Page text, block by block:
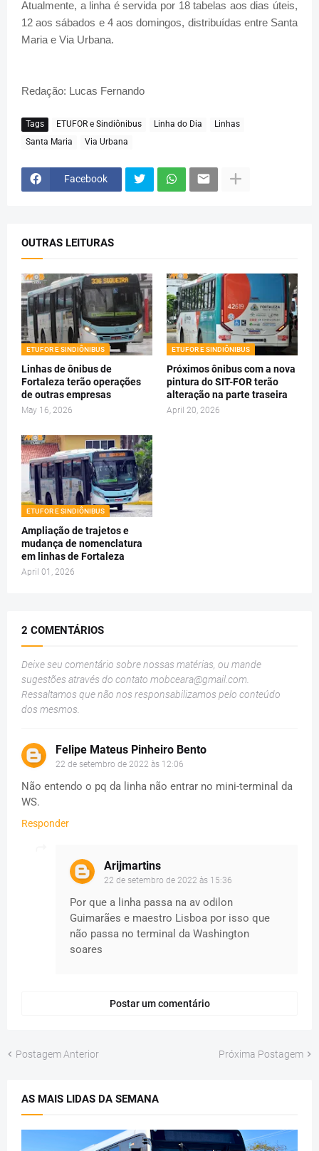
Atualmente, a linha é servida por 18 tabelas aos dias úteis,
12 aos sábados e 4 aos domingos, distribuídas entre Santa
Maria e Via Urbana.
Redação: Lucas Fernando
Tags ETUFOR e Sindiônibus Linha do Dia
Linhas
Santa Maria
Via Urbana
Facebook
OUTRAS LEITURAS
ETUFOR E SINDIÔNIBUS
Linhas de ônibus de
Fortaleza terão operações
de outras empresas
May 16, 2026
ETUFOR E SINDIÔNIBUS
Próximos ônibus com a nova
pintura do SIT-FOR terão
alteração na parte traseira
April 20, 2026
ETUFOR E SINDIÔNIBUS
Ampliação de trajetos e
mudança de nomenclatura
em linhas de Fortaleza
April 01, 2026
2 COMENTÁRIOS
Deixe seu comentário sobre nossas matérias, ou mande
sugestões através do contato mobceara@gmail.com
Ressaltamos que não nos responsabilizamos pelo conteúdo
dos mesmos.
Felipe Mateus Pinheiro Bento
22 de setembro de 2022 às 12:06
Não entendo o pq da linha não entrar no mini-terminal da
WS.
Responder
Arijmartins
22 de setembro de 2022 às 15:36
Por que a linha passa na av odilon
Guimarães e maestro Lisboa por isso que
não passa no terminal da Washington
soares
Postar um comentário
Postagem Anterior Próxima Postagem
AS MAIS LIDAS DA SEMANA